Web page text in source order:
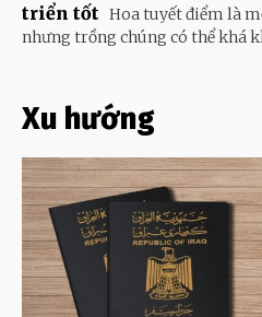
triển tốt Hoa tuyết điểm là
nhưng trồng chúng có thể khá
Xu hướng